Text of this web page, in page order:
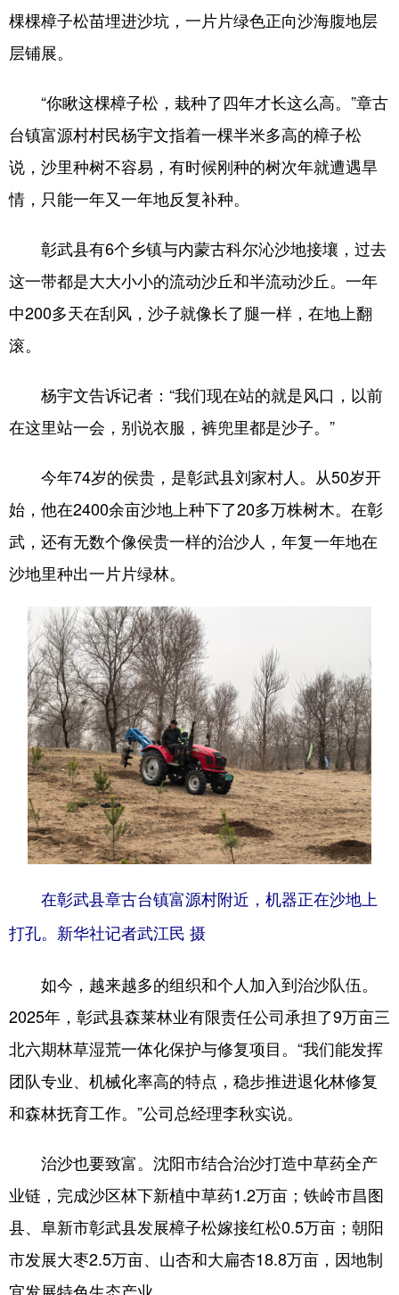
棵棵樟子松苗埋进沙坑，一片片绿色正向沙海腹地层
层铺展。
“你瞅这棵樟子松，栽种了四年才长这么高。”章古
台镇富源村村民杨宇文指着一棵半米多高的樟子松
说，沙里种树不容易，有时候刚种的树次年就遭遇旱
情，只能一年又一年地反复补种。
彰武县有6个乡镇与内蒙古科尔沁沙地接壤，过去
这一带都是大大小小的流动沙丘和半流动沙丘。一年
中200多天在刮风，沙子就像长了腿一样，在地上翻
滚。
杨宇文告诉记者：“我们现在站的就是风口，以前
在这里站一会，别说衣服，裤兜里都是沙子。”
今年74岁的侯贵，是彰武县刘家村人。从50岁开
始，他在2400余亩沙地上种下了20多万株树木。在彰
武，还有无数个像侯贵一样的治沙人，年复一年地在
沙地里种出一片片绿林。
在彰武县章古台镇富源村附近，机器正在沙地上
打孔。新华社记者武江民 摄
如今，越来越多的组织和个人加入到治沙队伍。
2025年，彰武县森莱林业有限责任公司承担了9万亩三
北六期林草湿荒一体化保护与修复项目。“我们能发挥
团队专业、机械化率高的特点，稳步推进退化林修复
和森林抚育工作。”公司总经理李秋实说。
治沙也要致富。沈阳市结合治沙打造中草药全产
业链，完成沙区林下新植中草药1.2万亩；铁岭市昌图
县、阜新市彰武县发展樟子松嫁接红松0.5万亩；朝阳
市发展大枣2.5万亩、山杏和大扁杏18.8万亩，因地制
宜发展特色生态产业。